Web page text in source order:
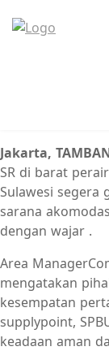
Jakarta,
SR di barat
Sulawesi segera
sarana
dengan wajar .
Area
mengatakan
kesempatan
supplypoint,
keadaan aman